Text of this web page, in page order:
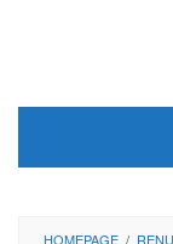
HOMEPAGE /